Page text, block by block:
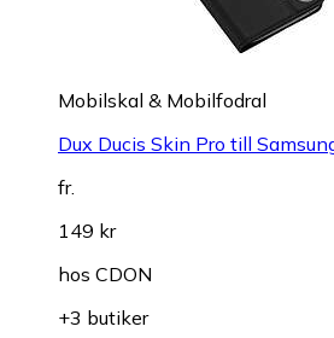
Mobilskal & Mobilfodral
Dux Ducis Skin Pro till
fr.
149 kr
hos CDON
+3 butiker